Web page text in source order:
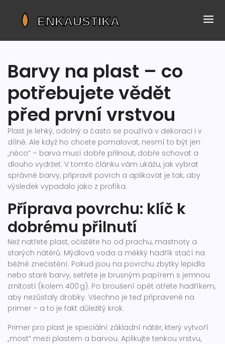
Barvy na plast – co
potřebujete vědět
před první vrstvou
Plast je lehký, odolný a často se používá v dekoraci i v
dílně. Ale když ho chcete pomalovat, nesmí to být jen
„něco“ – barva musí dobře přilnout, dobře schovat a
dlouho vydržet. V tomto článku vám ukážu, jak vybrat
správné barvy, připravit povrch a aplikovat je tak, aby
výsledek vypadalo jako z profíka.
Příprava povrchu: klíč k
dobrému přilnutí
Než natřete plast, očistěte ho od prachu, mastnoty a
starých nátěrů. Mýdlová voda a měkký hadřík stačí na
běžné znečistění. Pokud jsou na povrchu zbytky lepidla
nebo staré barvy, setřete je brusným papírem s jemnou
zrnitostí (kolem 400 g). Po broušení opět otřete hadříkem,
aby nezůstaly drobky. Všechno je teď připravené na
primer – a to je fakt důležitý krok.
Primer pro plast je speciální základní nátěr, který vytvoří
„most“ mezi plastem a barvou. Aplikujte tenkou vrstvu,